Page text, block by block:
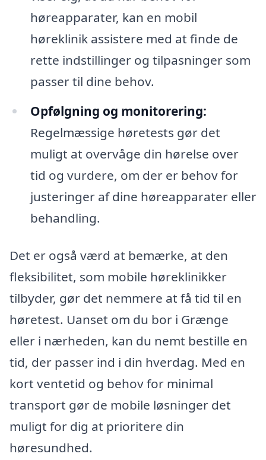
høreapparater, kan en mobil
høreklinik assistere med at finde de
rette indstillinger og tilpasninger som
passer til dine behov.
Opfølgning og monitorering:
Regelmæssige høretests gør det
muligt at overvåge din hørelse over
tid og vurdere, om der er behov for
justeringer af dine høreapparater eller
behandling.
Det er også værd at bemærke, at den
fleksibilitet, som mobile høreklinikker
tilbyder, gør det nemmere at få tid til en
høretest. Uanset om du bor i Grænge
eller i nærheden, kan du nemt bestille en
tid, der passer ind i din hverdag. Med en
kort ventetid og behov for minimal
transport gør de mobile løsninger det
muligt for dig at prioritere din
høresundhed.